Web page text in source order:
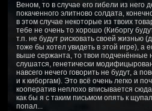
Веном, то в случае его гибели из него
покаченного элитново солдата,
в этом случае некоторые из твоих
тебе не очень то хорошо (Киборгу
т.п. не будут рисковать своей жизнью
тоже бы хотел увидеть в этой игре), а
выше сержанта, то твои подченённые
слушатся, генетически
навсего нечего говорить не будут, а
и к киборгам). Это всё очень легко и
кооператив неплохо вписывается
как бы я с таким письмом опять к
попал...